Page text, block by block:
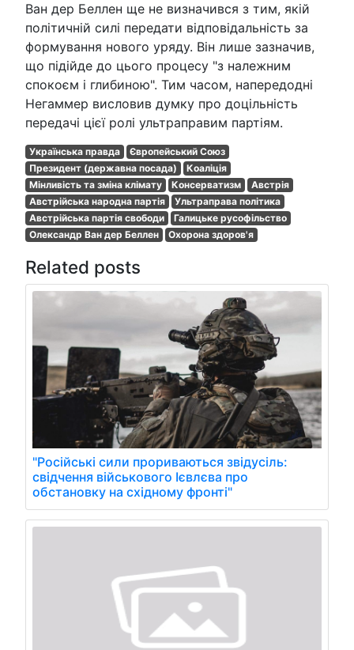
Ван дер Беллен ще не визначився з тим, якій
політичній силі передати відповідальність за
формування нового уряду. Він лише зазначив,
що підійде до цього процесу "з належним
спокоєм і глибиною". Тим часом, напередодні
Негаммер висловив думку про доцільність
передачі цієї ролі ультраправим партіям.
Українська правда
Європейський Союз
Президент (державна посада)
Коаліція
Мінливість та зміна клімату
Консерватизм
Австрія
Австрійська народна партія
Ультраправа політика
Австрійська партія свободи
Галицьке русофільство
Олександр Ван дер Беллен
Охорона здоров'я
Related posts
"Російські сили прориваються звідусіль:
свідчення військового Ієвлєва про
обстановку на східному фронті"